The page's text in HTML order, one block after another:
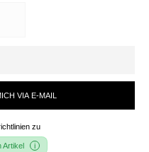
VIA E-MAIL
zu
Artikel